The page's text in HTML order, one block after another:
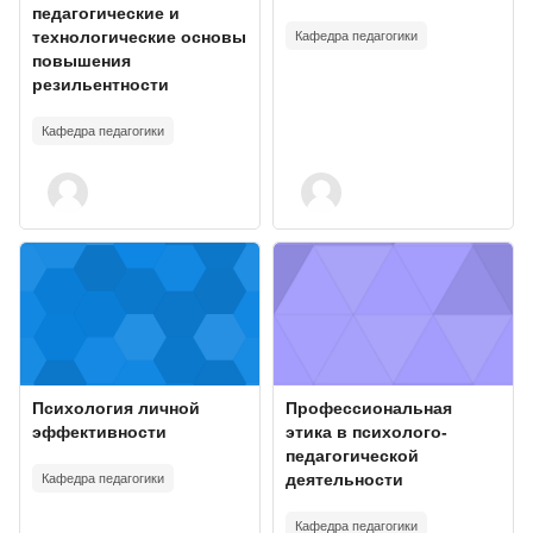
педагогические и
технологические основы
повышения
резильентности
Кафедра педагогики
Кафедра педагогики
Изображение курса" Психология личной эффективности
Изображение курса
Название курса
Психология личной
эффективности
Кафедра педагогики
Изображение курса"
Изображение курса
Название курса
Профессиональная
этика в психолого-
педагогической
деятельности
Кафедра педагогики